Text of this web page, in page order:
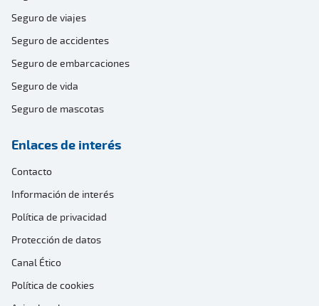
Seguro de viajes
Seguro de accidentes
Seguro de embarcaciones
Seguro de vida
Seguro de mascotas
Enlaces de interés
Contacto
Información de interés
Política de privacidad
Protección de datos
Canal Ético
Política de cookies